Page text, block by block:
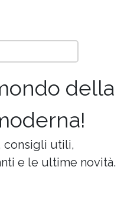
della
consigli utili,
e le ultime novità.